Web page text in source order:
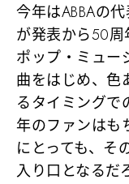
今年はABBAの
が発表から50周
ポップ・ミュー
曲をはじめ、色
るタイミングで
年のファンはも
にとっても、そ
入り口となるだ